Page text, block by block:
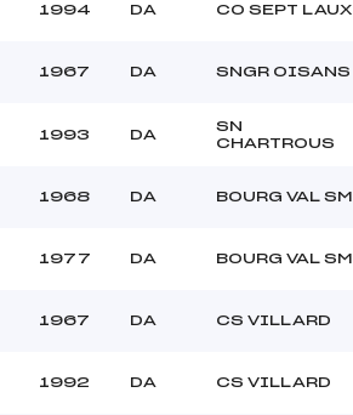
1994 DA CO SEPT LAUX
1967 DA SNGR OISANS
1993 DA
SN
CHARTROUS
1968 DA BOURG VAL SM
1977 DA BOURG VAL SM
1967 DA CS VILLARD
1992 DA CS VILLARD